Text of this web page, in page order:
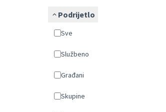
Podrijetlo
Sve
Službeno
Građani
Skupine